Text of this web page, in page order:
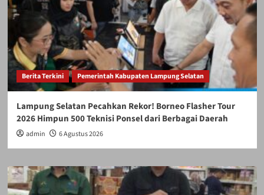
Berita Terkini Pemerintah Kabupaten Lampung Selatan
Lampung Selatan Pecahkan Rekor! Borneo Flasher Tour
2026 Himpun 500 Teknisi Ponsel dari Berbagai Daerah
admin 6 Agustus 2026